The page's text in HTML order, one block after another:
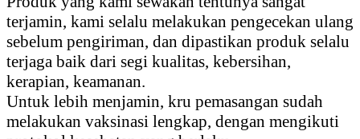
terjamin, kami selalu melakukan pengecekan ulang
sebelum pengiriman, dan dipastikan produk selalu
terjaga baik dari segi kualitas, kebersihan,
kerapian, keamanan.
Untuk lebih menjamin, kru pemasangan sudah
melakukan vaksinasi lengkap, dengan mengikuti